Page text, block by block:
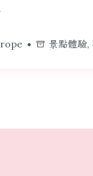
景點體驗,